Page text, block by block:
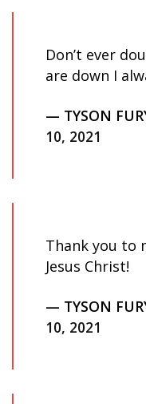
Don’t ever
are down I
— TYSON
10, 2021
Thank you to
Jesus Christ!
— TYSON
10, 2021